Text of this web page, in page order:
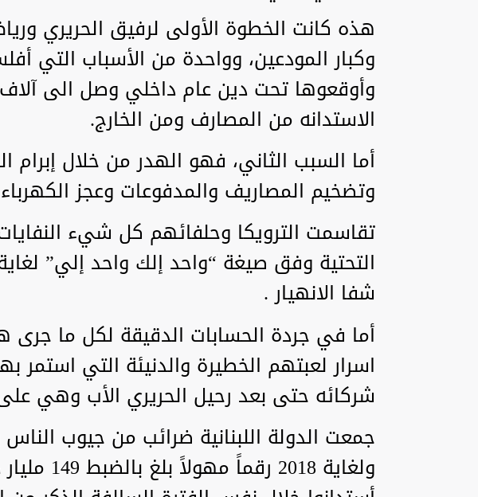
هذه كانت الخطوة الأولى لرفيق الحريري
وكبار المودعين، وواحدة من الأسباب التي
وأوقعوها تحت دين عام داخلي وصل الى آلاف
الاستدانه من المصارف ومن الخارج.
أما السبب الثاني، فهو الهدر من خلال إبرام
وتضخيم المصاريف والمدفوعات وعجز
تقاسمت الترويكا وحلفائهم كل شيء النفايات
التحتية وفق صيغة “واحد إلك واحد إلي”
شفا الانهيار .
أما في جردة الحسابات الدقيقة لكل ما
اسرار لعبتهم الخطيرة والدنيئة التي استمر
شركائه حتى بعد رحيل الحريري الأب وهي
ولغاية